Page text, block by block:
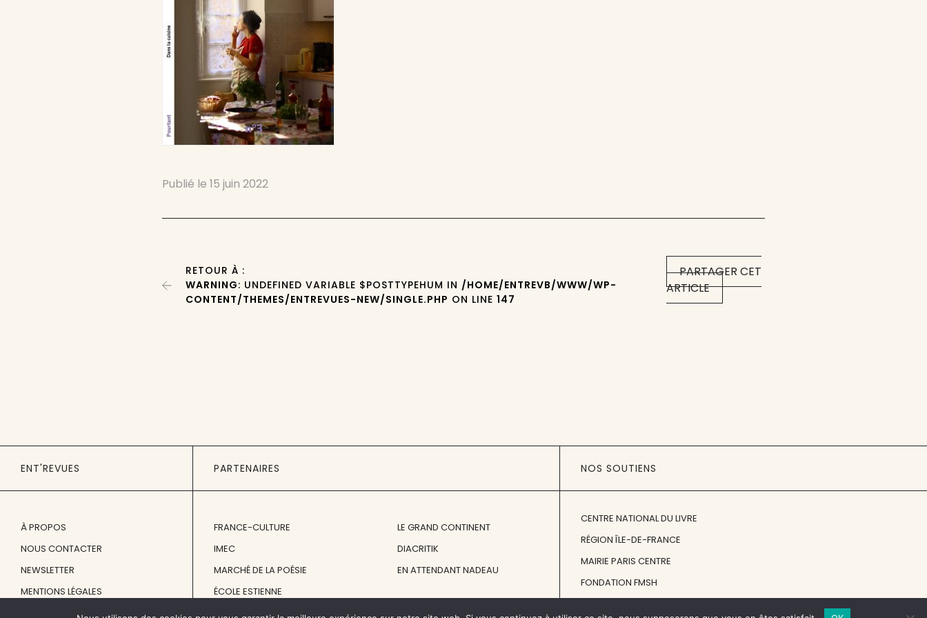
Publié le15 juin 2022
PARTAGER CET
ARTICLE
RETOUR À :
WARNING: UNDEFINED VARIABLE $POSTTYPEHUM IN /HOME/ENTREVB/WWW/WP-
CONTENT/THEMES/ENTREVUES-NEW/SINGLE.PHP ON LINE147
ENT'REVUES
À PROPOS
NOUS CONTACTER
NEWSLETTER
MENTIONS LÉGALES
PARTENAIRES
FRANCE-CULTURE
IMEC
MARCHÉ DE LA POÉSIE
ÉCOLE ESTIENNE
LE GRAND CONTINENT
DIACRITIK
EN ATTENDANT NADEAU
NOS SOUTIENS
CENTRE NATIONAL DU LIVRE
RÉGION ÎLE-DE-FRANCE
MAIRIE PARIS CENTRE
FONDATION FMSH